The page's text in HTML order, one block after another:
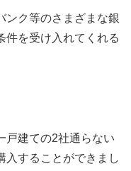
ンク等のさまざまな銀
件を受け入れてくれる
戸建ての2社通らない
入することができまし